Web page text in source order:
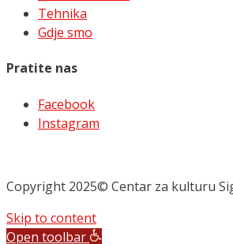
Tehnika
Gdje smo
Pratite nas
Facebook
Instagram
Copyright 2025© Centar za kulturu
Skip to content
Open toolbar